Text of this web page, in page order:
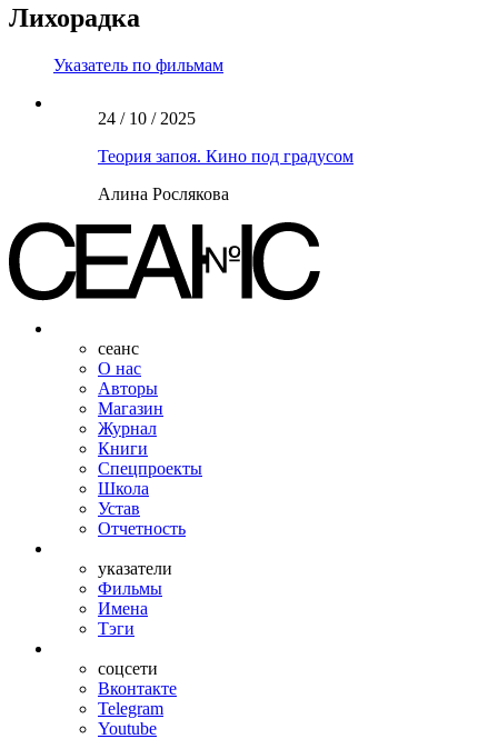
Лихорадка
Указатель по фильмам
24 / 10 / 2025
Теория запоя. Кино под градусом
Алина Рослякова
сеанс
О нас
Авторы
Магазин
Журнал
Книги
Спецпроекты
Школа
Устав
Отчетность
указатели
Фильмы
Имена
Тэги
соцсети
Вконтакте
Telegram
Youtube